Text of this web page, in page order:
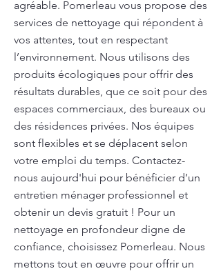
agréable. Pomerleau vous propose des
services de nettoyage qui répondent à
vos attentes, tout en respectant
l’environnement. Nous utilisons des
produits écologiques pour offrir des
résultats durables, que ce soit pour des
espaces commerciaux, des bureaux ou
des résidences privées. Nos équipes
sont flexibles et se déplacent selon
votre emploi du temps. Contactez-
nous aujourd'hui pour bénéficier d’un
entretien ménager professionnel et
obtenir un devis gratuit ! Pour un
nettoyage en profondeur digne de
confiance, choisissez Pomerleau. Nous
mettons tout en œuvre pour offrir un